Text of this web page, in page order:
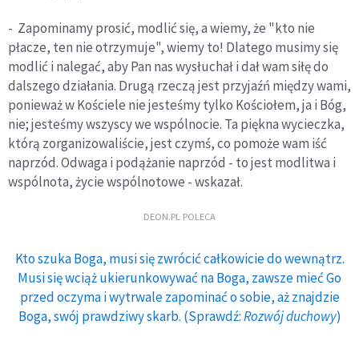
- Zapominamy prosić, modlić się, a wiemy, że "kto nie
płacze, ten nie otrzymuje", wiemy to! Dlatego musimy się
modlić i nalegać, aby Pan nas wysłuchał i dał wam siłę do
dalszego działania. Drugą rzeczą jest przyjaźń między wami,
ponieważ w Kościele nie jesteśmy tylko Kościołem, ja i Bóg,
nie; jesteśmy wszyscy we wspólnocie. Ta piękna wycieczka,
którą zorganizowaliście, jest czymś, co pomoże wam iść
naprzód. Odwaga i podążanie naprzód - to jest modlitwa i
wspólnota, życie wspólnotowe - wskazał.
DEON.PL POLECA
Kto szuka Boga, musi się zwrócić całkowicie do wewnątrz.
Musi się wciąż ukierunkowywać na Boga, zawsze mieć Go
przed oczyma i wytrwale zapominać o sobie, aż znajdzie
Boga, swój prawdziwy skarb. (Sprawdź:Rozwój duchowy)